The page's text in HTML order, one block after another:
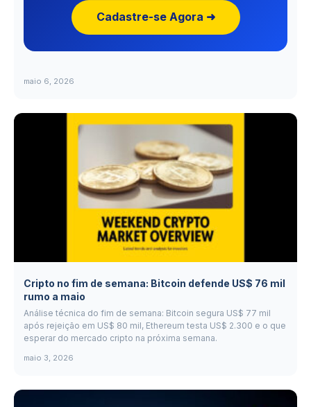
Cadastre-se Agora ➜
maio 6, 2026
Cripto no fim de semana: Bitcoin defende US$ 76 mil
rumo a maio
Análise técnica do fim de semana: Bitcoin segura US$ 77 mil
após rejeição em US$ 80 mil, Ethereum testa US$ 2.300 e o que
esperar do mercado cripto na próxima semana.
maio 3, 2026